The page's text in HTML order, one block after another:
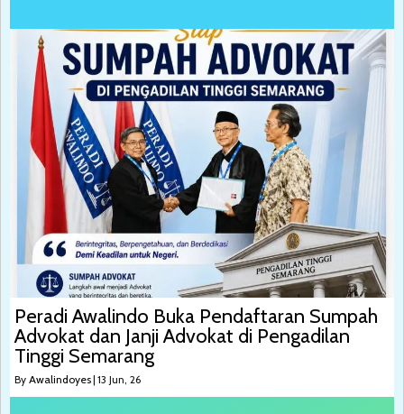
Peradi Awalindo Buka Pendaftaran Sumpah
Advokat dan Janji Advokat di Pengadilan
Tinggi Semarang
By Awalindoyes| 13 Jun, 26